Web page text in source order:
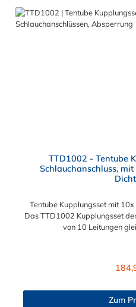
TTD1002 - Tentube
Schlauchanschluss,
Tentube Kupplungsset mit
Das TTD1002 Kupplungsset
von 10 Leitungen
Zum